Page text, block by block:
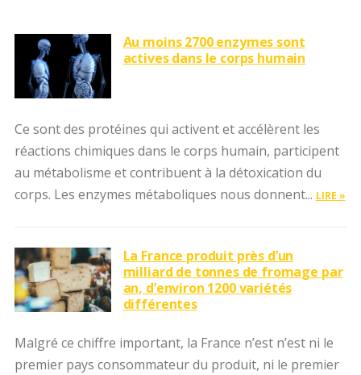
Au moins 2700 enzymes sont
actives dans le corps humain
Ce sont des protéines qui activent et accélèrent les
réactions chimiques dans le corps humain, participent
au métabolisme et contribuent à la détoxication du
corps. Les enzymes métaboliques nous donnent... LIRE »
La France produit près d’un
milliard de tonnes de fromage par
an, d’environ 1200 variétés
différentes
Malgré ce chiffre important, la France n’est n’est ni le
premier pays consommateur du produit, ni le premier